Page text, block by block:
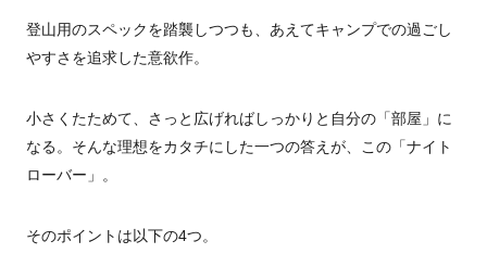
登山用のスペックを踏襲しつつも、あえてキャンプでの過ごし
やすさを追求した意欲作。
小さくたためて、さっと広げればしっかりと自分の「部屋」に
なる。そんな理想をカタチにした一つの答えが、この「ナイト
ローバー」。
そのポイントは以下の4つ。